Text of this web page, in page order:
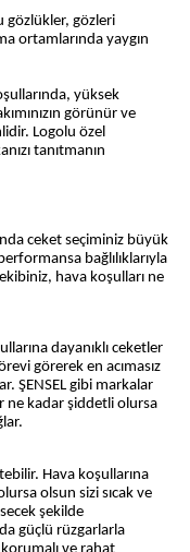
gözlükler, gözleri
ortamlarında yaygın
yüksek
görünür ve
Logolu özel
tanıtmanın
ceket seçiminiz büyük
bağlılıklarıyla
hava koşulları ne
dayanıklı ceketler
görerek en acımasız
ŞENSEL gibi markalar
ne kadar şiddetli olursa
Hava koşullarına
olsun sizi sıcak ve
şekilde
güçlü rüzgarlarla